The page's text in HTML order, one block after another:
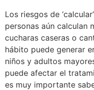
Los riesgos de
personas aún calculan
cucharas caseras o
hábito puede generar
niños y adultos
puede afectar el
es muy importante